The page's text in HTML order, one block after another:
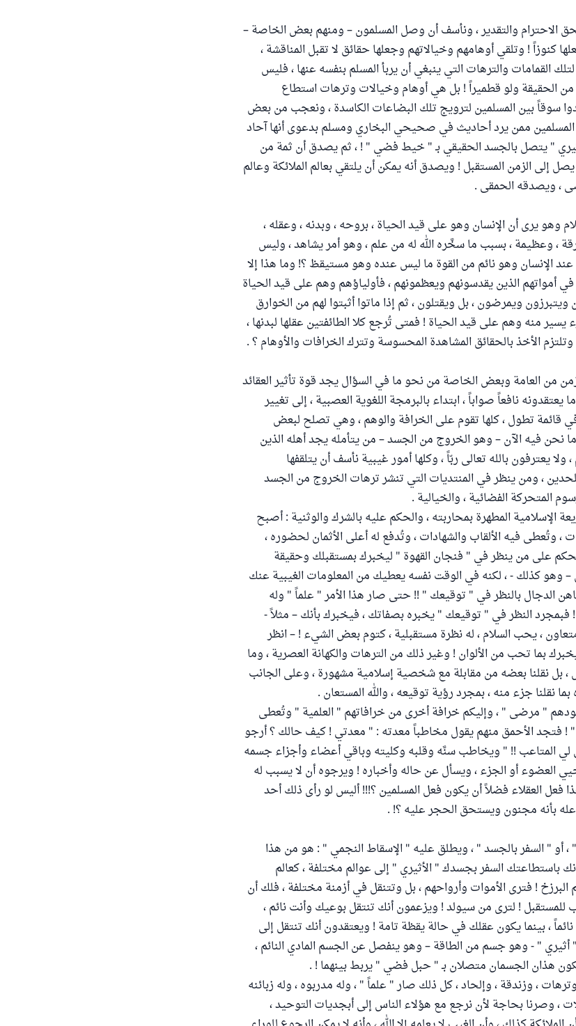
الاحترام والتقدير ، ونأسف أن وصل المسلمون – ومنهم بعض الخاصة –
كنوزاً ! وتلقي أوهامهم وخيالاتهم وجعلها حقائق لا تقبل المناقشة ،
القمامات والترهات التي ينبغي أن يربأ المسلم بنفسه عنها ، فليس
من الحقيقة ولو قطميراً ! بل هي أوهام وخيالات وترهات استطاع
سوقاً بين المسلمين لترويج تلك البضاعات الكاسدة ، ونعجب من بعض
ممن يرد أحاديث في صحيحي البخاري ومسلم بدعوى أنها آحاد
" يتصل بالجسد الحقيقي بـ " خيط فضي " ! ، ثم يصدق أن ثمة من
إلى الزمن المستقبل ! ويصدق أنه يمكن أن يلتقي بعالم الملائكة وعالم
، ويصدقه الحمقى .
وهو يرى أن الإنسان وهو على قيد الحياة ، بروحه ، وبدنه ، وعقله ،
، وعظيمة ، بسبب ما سخَّره الله له من علم ، وهو أمر يشاهد ، وليس
الإنسان وهو نائم من القوة ما ليس عنده وهو مستيقظ ؟! وما هذا إلا
في أمواتهم الذين يقدسونهم ويعظمونهم ، فأولياؤهم وهم على قيد الحياة
ويمرضون ، بل ويقتلون ، ثم إذا ماتوا أثبتوا لهم من الخوارق
منه وهم على قيد الحياة ! فمتى تُرجع كلا الطائفتين عقلها لبدنها ،
الأخذ بالحقائق المشاهدة المحسوسة وتترك الخرافات والأوهام ؟ .
من العامة وبعض الخاصة من نحو ما في السؤال يجد قوة تأثير العقائد
يعتقدونه نافعاً صواباً ، ابتداء بالبرمجة اللغوية العصبية ، إلى تغيير
في قائمة تطول ، كلها تقوم على الخرافة والوهم ، وهي تصلح لبعض
نحن فيه الآن – وهو الخروج من الجسد – من يتأمله يجد أهله الذين
ولا يعترفون بالله تعالى ربّاً ، وكلها أمور غيبية نأسف أن يتلقفها
، ومن ينظر في المنتديات التي تنشر ترهات الخروج من الجسد
المتحركة الفضائية ، والخيالية .
الإسلامية المطهرة بمحاربته ، والحكم عليه بالشرك والوثنية : أصبح
، وتُعطى فيه الألقاب والشهادات ، وتُدفع له أعلى الأثمان لحضوره ،
على من ينظر في " فنجان القهوة " ليخبرك بمستقبلك وحقيقة
وهو كذلك - ، لكنه في الوقت نفسه يعطيك من المعلومات الغيبية عنك
الدجال بالنظر في " توقيعك " !! حتى صار هذا الأمر " علماً " وله
النظر في " توقيعك " يخبره بصفاتك ، فيخبرك بأنك – مثلاً -
، يحب السلام ، له نظرة مستقبلية ، كتوم بعض الشيء ! – انظر
بما تحب من الألوان ! وغير ذلك من الترهات والكهانة العصرية ، وما
، بل نقلنا بعضه من مقابلة مع شخصية إسلامية مشهورة ، وعلى الجانب
نقلنا جزء منه ، بمجرد رؤية توقيعه ، والله المستعان .
" مرضى " ، وإليكم خرافة أخرى من خرافاتهم " العلمية " وتُعطى
! فتجد الأحمق منهم يقول مخاطباً معدته : " معدتي ! كيف حالك ؟ أرجو
لي المتاعب !! " ويخاطب سنَّه وقلبه وكليته وباقي أعضاء وأجزاء جسمه
العضوء أو الجزء ، ويسأل عن حاله وأخباره ! ويرجوه أن لا يسبب له
فعل العقلاء فضلاً أن يكون فعل المسلمين ؟!!! أليس لو رأى ذلك أحد
بأنه مجنون ويستحق الحجر عليه ؟! .
أو " السفر بالجسد " ، ويطلق عليه " الإسقاط النجمي " : هو من هذا
باستطاعتك السفر بجسدك " الأثيري " إلى عوالم مختلفة ، كعالم
البرزخ ! فترى الأموات وأرواحهم ، بل وتتنقل في أزمنة مختلفة ، فلك أن
! لترى من سيولد ! ويزعمون أنك تنتقل بوعيك وأنت نائم ،
، بينما يكون عقلك في حالة يقظة تامة ! ويعتقدون أنك تنتقل إلى
" أثيري " - وهو جسم من الطاقة – وهو ينفصل عن الجسم المادي النائم ،
هذان الجسمان متصلان بـ " حبل فضي " يربط بينهما ! .
، وزندقة ، وإلحاد ، كل ذلك صار " علماً " ، وله مدربوه ، وله زبائنه
، وصرنا بحاجة لأن نرجع مع هؤلاء الناس إلى أبجديات التوحيد ،